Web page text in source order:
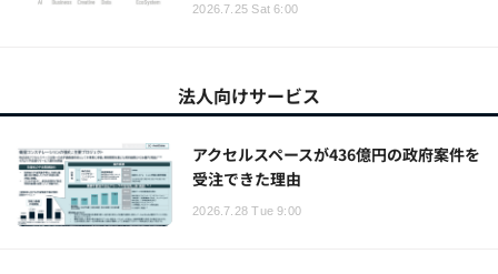
2026.7.25 Sat 6:00
法人向けサービス
アクセルスペースが436億円の政府案件を
受注できた理由
2026.7.28 Tue 9:00